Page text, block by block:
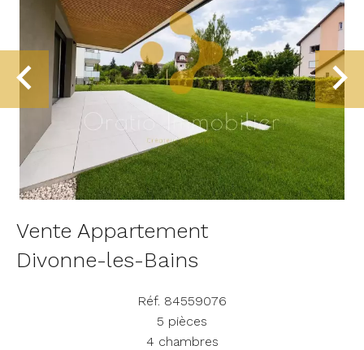
Vente Appartement
Divonne-les-Bains
Réf. 84559076
5 pièces
4 chambres